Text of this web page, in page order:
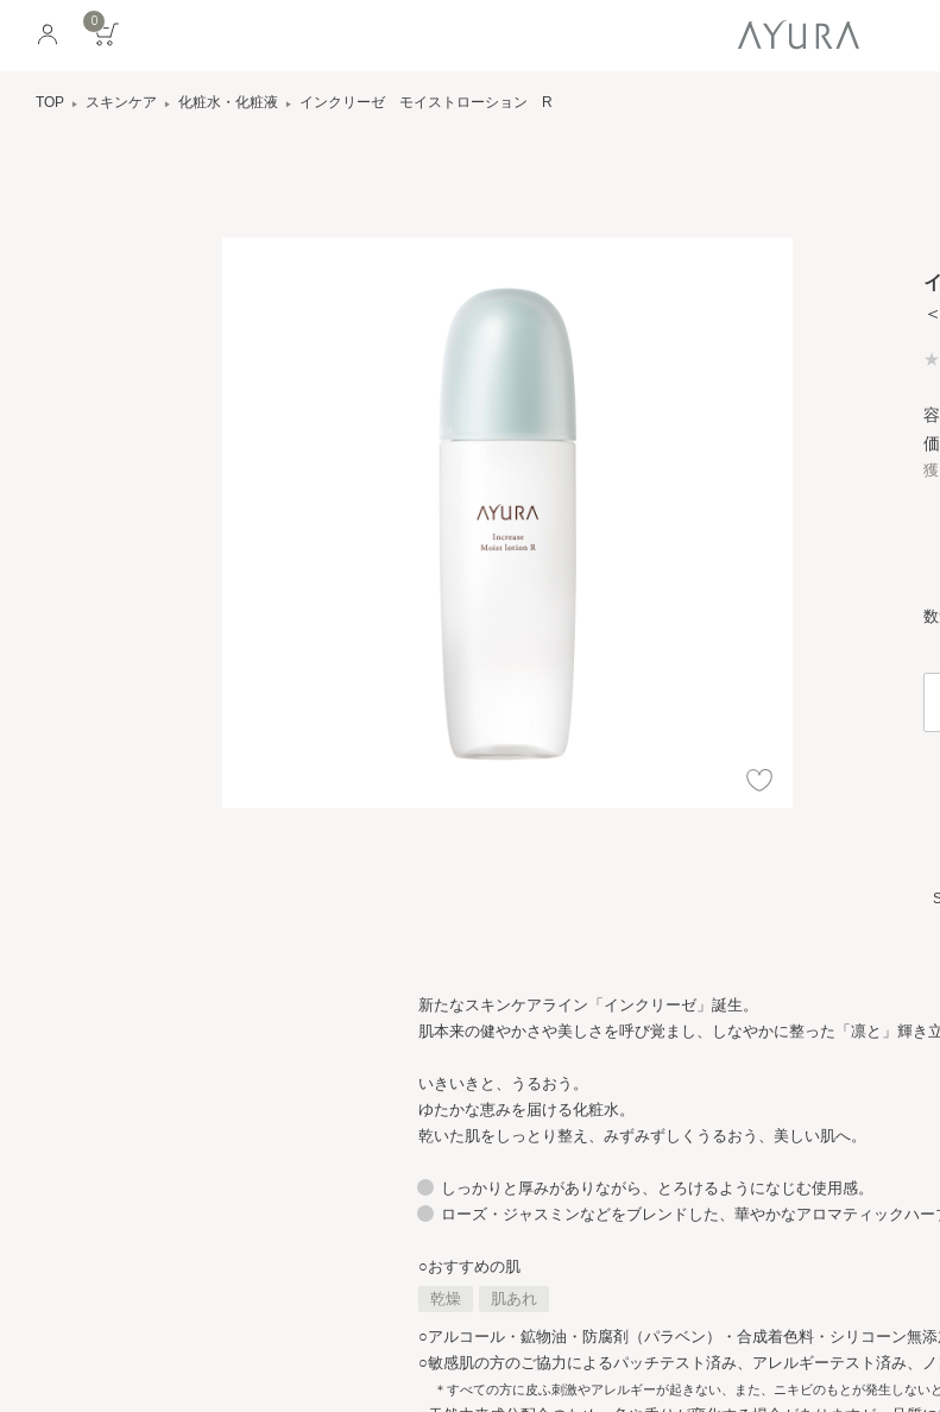
0
TOP スキンケア 化粧水・化粧液 インクリーゼ モイストローション R
新たなスキンケアライン「インクリーゼ」誕生。
肌本来の健やかさや美しさを呼び覚まし、しなやかに整った「凛と」輝き立
いきいきと、うるおう。
ゆたかな恵みを届ける化粧水。
乾いた肌をしっとり整え、みずみずしくうるおう、美しい肌へ。
しっかりと厚みがありながら、とろけるようになじむ使用感。
ローズ・ジャスミンなどをブレンドした、華やかなアロマティックハー
○おすすめの肌
乾燥
肌あれ
○アルコール・鉱物油・防腐剤（パラベン）・合成着色料・シリコーン無添
○敏感肌の方のご協力によるパッチテスト済み、アレルギーテスト済み、
＊すべての方に皮ふ刺激やアレルギーが起きない、また、ニキビのもとが発生しない